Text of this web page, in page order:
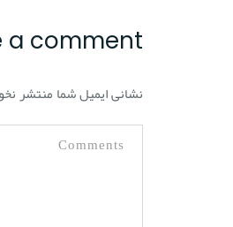
a comment
نشانی ایمیل شما منتشر